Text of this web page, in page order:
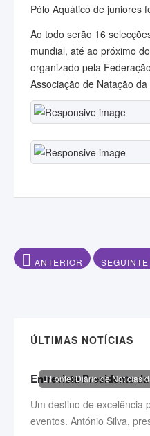
Pólo Aquático de juniores
Ao todo serão 16
mundial, até ao próximo
organizado pela
Associação de Natação
ARTIGO ANTERIOR:
ANTERIOR ARTIGO
SEGUINTE
ÚLTIMAS NOTÍCIAS
Fonte: Diário de Notícias
Entrevista Presidente
Um destino de excelência
eventos. António Silva,